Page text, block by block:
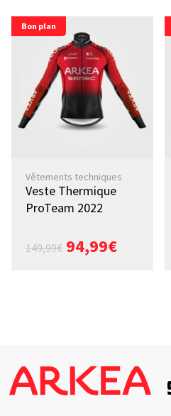
Bon plan
Vêtements techniques
Veste Thermique
ProTeam 2022
149,99€ 94,99€